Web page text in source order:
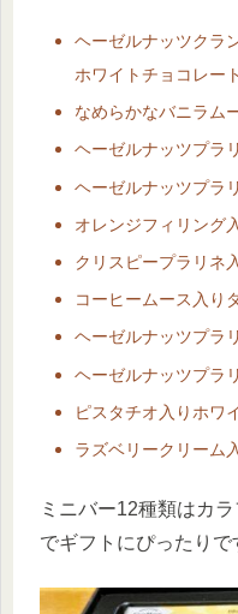
ヘーゼルナッツクラ
ホワイトチョコレート
なめらかなバニラム
ヘーゼルナッツプラ
ヘーゼルナッツプラ
オレンジフィリング
クリスピープラリネ
コーヒームース入り
ヘーゼルナッツプラ
ヘーゼルナッツプラ
ピスタチオ入りホワ
ラズベリークリーム
ミニバー12種類はカ
でギフトにぴったりで